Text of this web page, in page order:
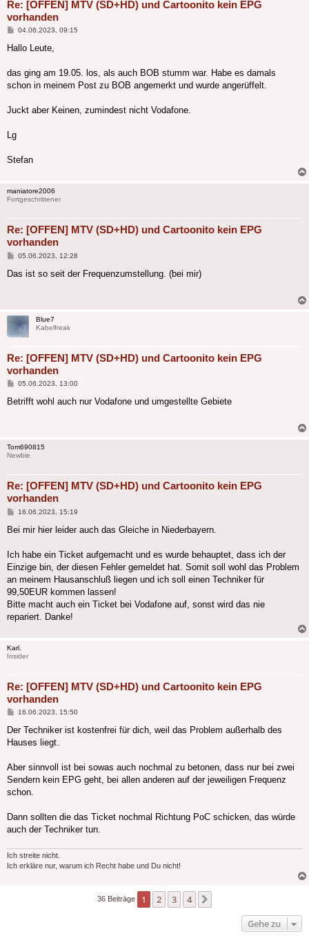
Re: [OFFEN] MTV (SD+HD) und Cartoonito kein EPG
vorhanden
Beitrag
04.06.2023, 09:15
Hallo Leute,
das ging am 19.05. los, als auch BOB stumm war. Habe es damals
schon in meinem Post zu BOB angemerkt und wurde angerüffelt.
Juckt aber Keinen, zumindest nicht Vodafone.
Lg
Stefan
maniatore2006
Fortgeschrittener
Re: [OFFEN] MTV (SD+HD) und Cartoonito kein EPG
vorhanden
Beitrag
05.06.2023, 12:28
Das ist so seit der Frequenzumstellung. (bei mir)
Blue7
Kabelfreak
Re: [OFFEN] MTV (SD+HD) und Cartoonito kein EPG
vorhanden
Beitrag
05.06.2023, 13:00
Betrifft wohl auch nur Vodafone und umgestellte Gebiete
Tom690815
Newbie
Re: [OFFEN] MTV (SD+HD) und Cartoonito kein EPG
vorhanden
Beitrag
16.06.2023, 15:19
Bei mir hier leider auch das Gleiche in Niederbayern.
Ich habe ein Ticket aufgemacht und es wurde behauptet, dass ich der
Einzige bin, der diesen Fehler gemeldet hat. Somit soll wohl das Problem
an meinem Hausanschluß liegen und ich soll einen Techniker für
99,50EUR kommen lassen!
Bitte macht auch ein Ticket bei Vodafone auf, sonst wird das nie
repariert. Danke!
Karl.
Insider
Re: [OFFEN] MTV (SD+HD) und Cartoonito kein EPG
vorhanden
Beitrag
16.06.2023, 15:50
Der Techniker ist kostenfrei für dich, weil das Problem außerhalb des
Hauses liegt.
Aber sinnvoll ist bei sowas auch nochmal zu betonen, dass nur bei zwei
Sendern kein EPG geht, bei allen anderen auf der jeweiligen Frequenz
schon.
Dann sollten die das Ticket nochmal Richtung PoC schicken, das würde
auch der Techniker tun.
Ich streite nicht.
Ich erkläre nur, warum ich Recht habe und Du nicht!
36 Beiträge 1 2 3 4
Gehe zu